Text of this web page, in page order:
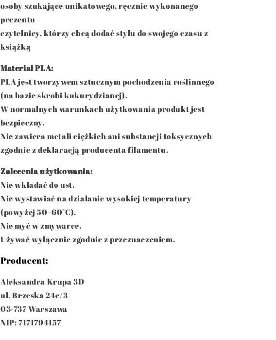
osoby szukające unikatowego, ręcznie wykonanego
prezentu
czytelnicy, którzy chcą dodać stylu do swojego czasu z
książką
Materiał PLA:
PLA jest tworzywem sztucznym pochodzenia roślinnego
(na bazie skrobi kukurydzianej).
W normalnych warunkach użytkowania produkt jest
bezpieczny.
Nie zawiera metali ciężkich ani substancji toksycznych
zgodnie z deklaracją producenta filamentu.
Zalecenia użytkowania:
Nie wkładać do ust.
Nie wystawiać na działanie wysokiej temperatury
(powyżej 50–60°C).
Nie myć w zmywarce.
Używać wyłącznie zgodnie z przeznaczeniem.
Producent:
Aleksandra Krupa 3D
ul. Brzeska 24c/3
03-737 Warszawa
NIP: 7171794157